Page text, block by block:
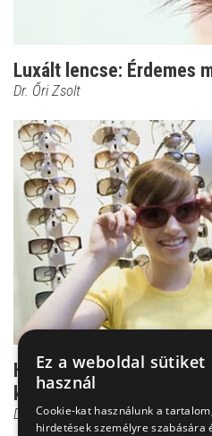
Luxált lencse: Érdemes
Dr. Őri Zsolt
Hagyományos és
különbség?
Dr. Őri Zsolt
Ez a weboldal sütiket
használ
Cookie-kat használunk a
hirdetések személyre szabására